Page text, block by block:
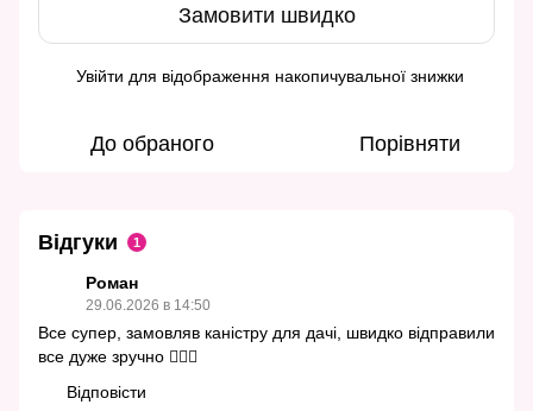
Замовити швидко
Увійти для відображення накопичувальної знижки
До обраного Порівняти
Відгуки 1
Роман
29.06.2026 в 14:50
Все супер, замовляв каністру для дачі, швидко відправили
все дуже зручно 👍🏻🔥
Відповісти